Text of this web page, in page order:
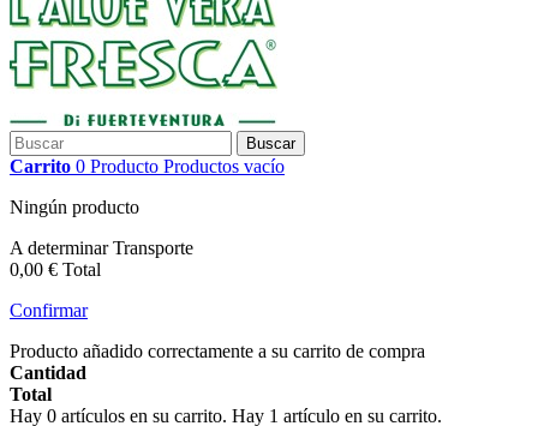
Buscar
Carrito 0 Producto Productos vacío
Ningún producto
A determinarTransporte
0,00 € Total
Confirmar
Producto añadido correctamente a su carrito de compra
Cantidad
Total
Hay 0 artículos en su carrito. Hay 1 artículo en su carrito.